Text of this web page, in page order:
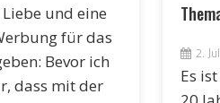
und eine
für das
Bevor ich
dass mit der
2.
Es